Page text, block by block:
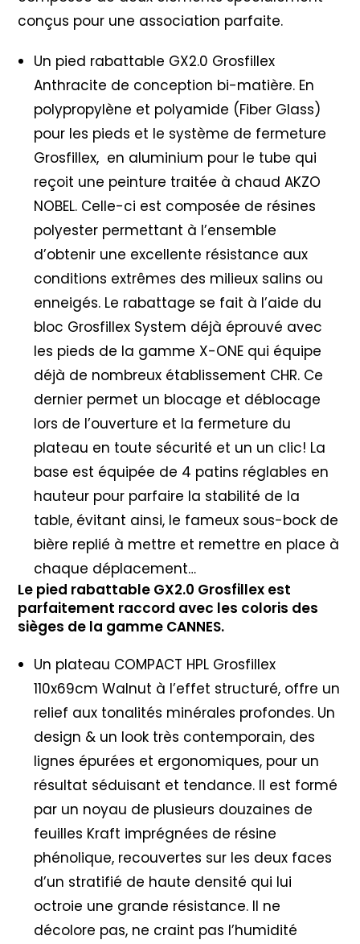
conçus pour une association parfaite.
Un pied rabattable GX2.0 Grosfillex
Anthracite de conception bi-matière. En
polypropylène et polyamide (Fiber Glass)
pour les pieds et le système de fermeture
Grosfillex, en aluminium pour le tube qui
reçoit une peinture traitée à chaud AKZO
NOBEL. Celle-ci est composée de résines
polyester permettant à l’ensemble
d’obtenir une excellente résistance aux
conditions extrêmes des milieux salins ou
enneigés. Le rabattage se fait à l’aide du
bloc Grosfillex System déjà éprouvé avec
les pieds de la gamme X-ONE qui équipe
déjà de nombreux établissement CHR. Ce
dernier permet un blocage et déblocage
lors de l’ouverture et la fermeture du
plateau en toute sécurité et un un clic! La
base est équipée de 4 patins réglables en
hauteur pour parfaire la stabilité de la
table, évitant ainsi, le fameux sous-bock de
bière replié à mettre et remettre en place à
chaque déplacement…
Le pied rabattable GX2.0 Grosfillex est
parfaitement raccord avec les coloris des
sièges de la gamme CANNES.
Un plateau COMPACT HPL Grosfillex
110x69cm Walnut à l’effet structuré, offre un
relief aux tonalités minérales profondes. Un
design & un look très contemporain, des
lignes épurées et ergonomiques, pour un
résultat séduisant et tendance. Il est formé
par un noyau de plusieurs douzaines de
feuilles Kraft imprégnées de résine
phénolique, recouvertes sur les deux faces
d’un stratifié de haute densité qui lui
octroie une grande résistance. Il ne
décolore pas, ne craint pas l’humidité